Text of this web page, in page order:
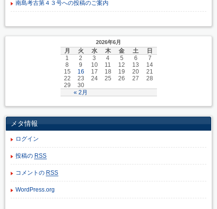
南島考古第４３号への投稿のご案内
2026年6月
月 火 水 木 金 土 日
« 2月
1 2 3 4 5 6
7
8
9 10 11 12 13
14
15
16 17 18 19 20
21
22
23 24 25 26 27
28
29
30
メタ情報
ログイン
投稿の RSS
コメントの RSS
WordPress.org